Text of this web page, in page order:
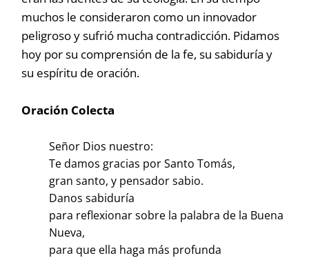
muchos le consideraron como un innovador
peligroso y sufrió mucha contradicción. Pidamos
hoy por su comprensión de la fe, su sabiduría y
su espíritu de oración.
Oración Colecta
Señor Dios nuestro:
Te damos gracias por Santo Tomás,
gran santo, y pensador sabio.
Danos sabiduría
para reflexionar sobre la palabra de la Buena
Nueva,
para que ella haga más profunda